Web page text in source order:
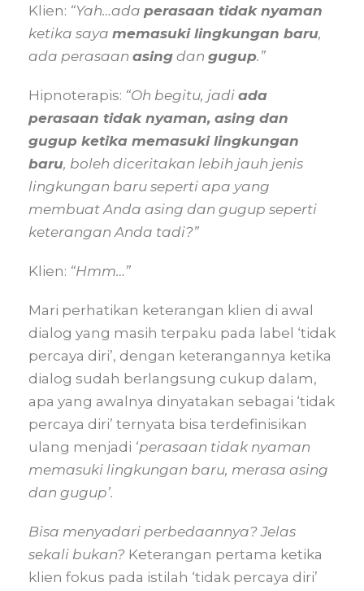
Klien: “Yah…ada perasaan tidak nyaman
ketika saya memasuki lingkungan baru,
ada perasaan asing dan gugup.”
Hipnoterapis: “Oh begitu, jadi ada
perasaan tidak nyaman, asing dan
gugup ketika memasuki lingkungan
baru, boleh diceritakan lebih jauh jenis
lingkungan baru seperti apa yang
membuat Anda asing dan gugup seperti
keterangan Anda tadi?”
Klien: “Hmm…”
Mari perhatikan keterangan klien di awal
dialog yang masih terpaku pada label ‘tidak
percaya diri’, dengan keterangannya ketika
dialog sudah berlangsung cukup dalam,
apa yang awalnya dinyatakan sebagai ‘tidak
percaya diri’ ternyata bisa terdefinisikan
ulang menjadi ‘perasaan tidak nyaman
memasuki lingkungan baru, merasa asing
dan gugup’.
Bisa menyadari perbedaannya? Jelas
sekali bukan? Keterangan pertama ketika
klien fokus pada istilah ‘tidak percaya diri’